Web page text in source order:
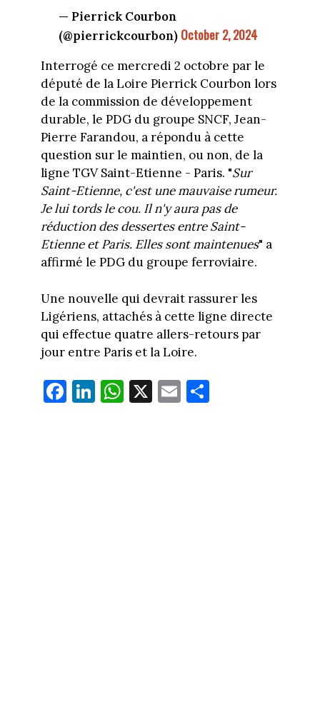
— Pierrick Courbon
(@pierrickcourbon) October 2, 2024
Interrogé ce mercredi 2 octobre par le
député de la Loire Pierrick Courbon lors
de la commission de développement
durable, le PDG du groupe SNCF, Jean-
Pierre Farandou, a répondu à cette
question sur le maintien, ou non, de la
ligne TGV Saint-Etienne - Paris. "Sur
Saint-Etienne, c'est une mauvaise rumeur.
Je lui tords le cou. Il n'y aura pas de
réduction des dessertes entre Saint-
Etienne et Paris. Elles sont maintenues" a
affirmé le PDG du groupe ferroviaire.
Une nouvelle qui devrait rassurer les
Ligériens, attachés à cette ligne directe
qui effectue quatre allers-retours par
jour entre Paris et la Loire.
Fa
ce
Li
nk
W
ha
X E
m
Pa